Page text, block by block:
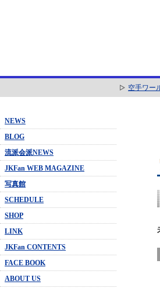
空手ワー
NEWS
BLOG
流派会派NEWS
JKFan WEB MAGAZINE
写真館
SCHEDULE
SHOP
LINK
JKFan CONTENTS
FACE BOOK
ABOUT US